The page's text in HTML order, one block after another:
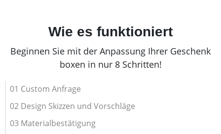
Wie es funktioniert
Beginnen Sie mit der Anpassung Ihrer Geschenk
boxen in nur 8 Schritten!
01 Custom Anfrage
02 Design Skizzen und Vorschläge
03 Materialbestätigung